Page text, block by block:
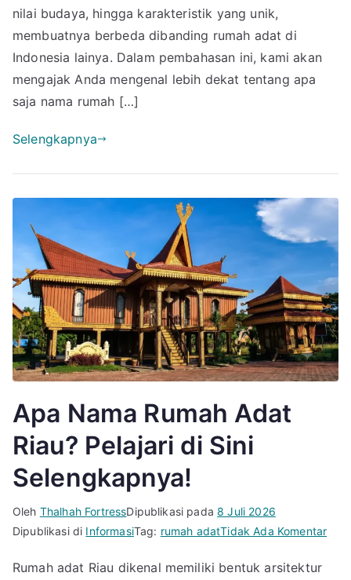
nilai budaya, hingga karakteristik yang unik,
membuatnya berbeda dibanding rumah adat di
Indonesia lainya. Dalam pembahasan ini, kami akan
mengajak Anda mengenal lebih dekat tentang apa
saja nama rumah […]
Selengkapnya
Apa Nama Rumah Adat
Riau? Pelajari di Sini
Selengkapnya!
Oleh Thalhah FortressDipublikasi pada8 Juli 2026
Dipublikasi di InformasiTag: rumah adatTidak Ada Komentar
Rumah adat Riau dikenal memiliki bentuk arsitektur